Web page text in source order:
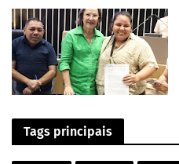
Tags principais